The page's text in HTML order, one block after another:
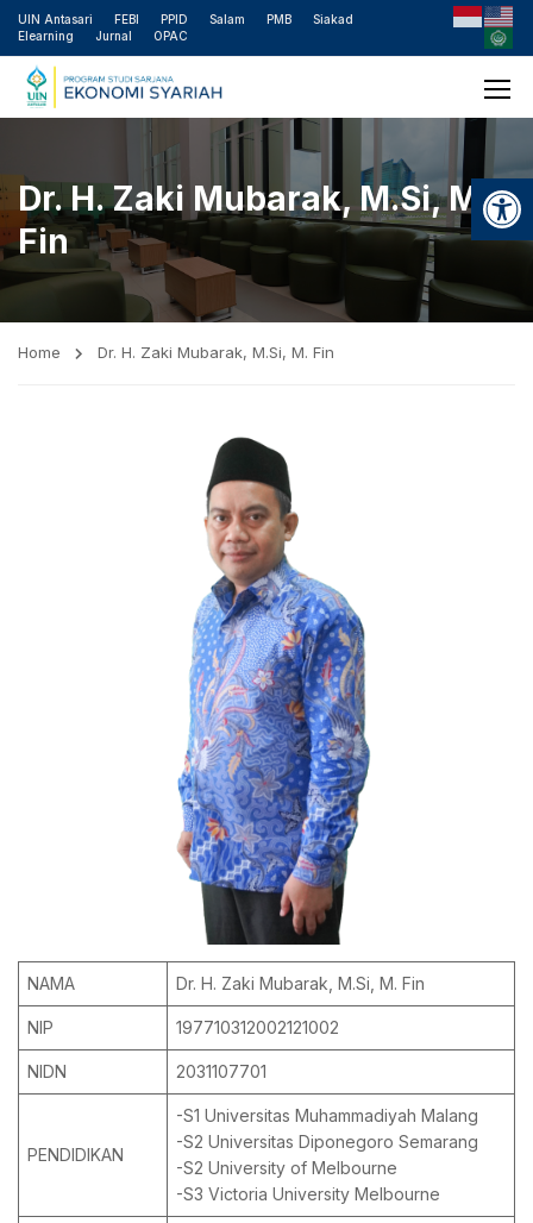
UIN Antasari FEBI PPID Salam PMB
Siakad
Elearning
Jurnal OPAC
Dr. H. Zaki Mubarak, M.Si, M.
Fin
Home Dr. H. Zaki Mubarak, M.Si, M. Fin
NAMA Dr. H. Zaki Mubarak, M.Si, M. Fin
NIP 197710312002121002
NIDN 2031107701
PENDIDIKAN
-S1 Universitas Muhammadiyah Malang
-S2 Universitas Diponegoro Semarang
-S2 University of Melbourne
-S3 Victoria University Melbourne